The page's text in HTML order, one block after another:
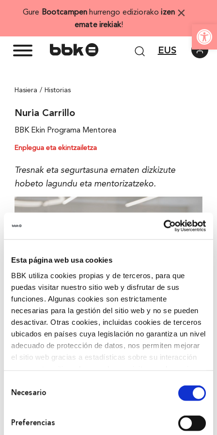
Esta página web usa cookies
BBK utiliza cookies propias y de terceros, para que
puedas visitar nuestro sitio web y disfrutar de sus
funciones. Algunas cookies son estrictamente
necesarias para la gestión del sitio web y no se pueden
desactivar. Otras cookies, incluidas cookies de terceros
ubicados en países cuya legislación no garantiza un nivel
adecuado de protección de datos, nos permiten mejorar
el sitio web gracias a estadísticas sobre su interacción
el uso que haga del sitio web con nuestros partners de
información que les haya proporcionado o que hayan
recopilado a partir del uso que haya hecho de sus
Necesario
Preferencias
Gure Bootcampen hurrengo ediziorakoizen
emate irekiak!
×
EUS
Hasiera Historias
Nuria Carrillo
BBK Ekin Programa Mentorea
Enplegua eta ekintzailetza
Tresnak eta segurtasuna ematen dizkizute
hobeto lagundu eta mentorizatzeko.
Nuria Carrillok, Ekin programako aholkulari edo
mentoreak, helburudun proiektuak bultzatzea bilatzen
duen ekimen baten kalitatea eta berotasuna
“Oso programa gomendagarria da, oso ondo
antolatuta eta baliabide asko dituena. Bridge for
laguntza sentitzen duzu uneoro”.